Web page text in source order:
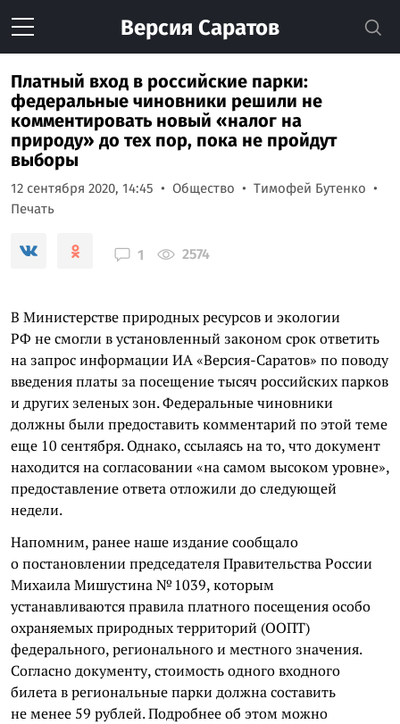
Версия Саратов
Платный вход в российские парки:
федеральные чиновники решили не
комментировать новый «налог на
природу» до тех пор, пока не пройдут
выборы
12 сентября 2020, 14:45 Общество
Тимофей Бутенко
Печать
1 2574
В Министерстве природных ресурсов и экологии
РФ не смогли в установленный законом срок ответить
на запрос информации ИА «Версия-Саратов» по поводу
введения платы за посещение тысяч российских парков
и других зеленых зон. Федеральные чиновники
должны были предоставить комментарий по этой теме
еще 10 сентября. Однако, ссылаясь на то, что документ
находится на согласовании «на самом высоком уровне»,
предоставление ответа отложили до следующей
недели.
Напомним, ранее наше издание сообщало
о постановлении председателя Правительства России
Михаила Мишустина № 1039, которым
устанавливаются правила платного посещения особо
охраняемых природных территорий (ООПТ)
федерального, регионального и местного значения.
Согласно документу, стоимость одного входного
билета в региональные парки должна составить
не менее 59 рублей. Подробнее об этом можно